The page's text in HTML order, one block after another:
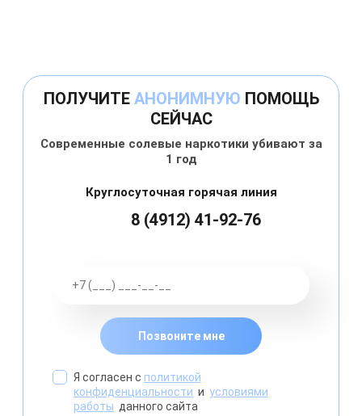
ПОЛУЧИТЕ АНОНИМНУЮ ПОМОЩЬ
СЕЙЧАС
Современные солевые наркотики убивают за
1 год
Круглосуточная горячая линия
8 (4912) 41-92-76
Позвоните мне
Я согласен с политикой
конфиденциальности и условиями
работы данного сайта